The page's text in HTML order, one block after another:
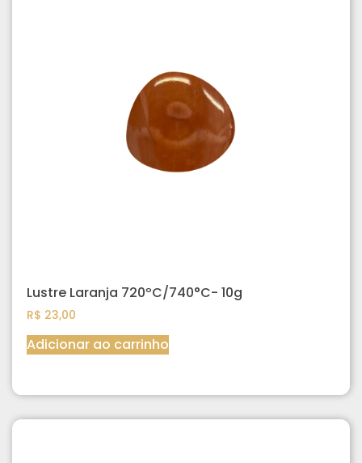
Lustre Laranja 720ºC/740°C- 10g
R$ 23,00
Adicionar ao carrinho